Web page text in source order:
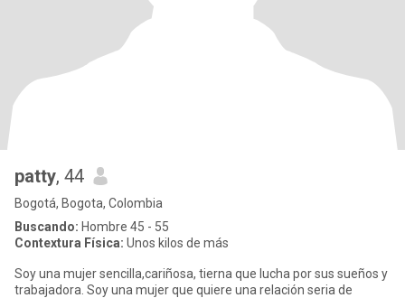
patty, 44
Bogotá, Bogota, Colombia
Buscando: Hombre 45 - 55
Contextura Física: Unos kilos de más
Soy una mujer sencilla,cariñosa, tierna que lucha por sus sueños y
trabajadora. Soy una mujer que quiere una relación seria de